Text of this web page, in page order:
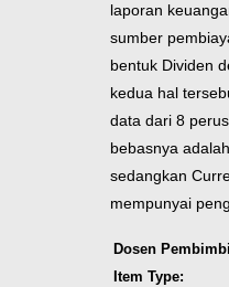
laporan
sumber
bentuk Dividen
kedua hal
data dari 8
bebasnya
sedangkan
mempunyai
Dosen
Item Type: